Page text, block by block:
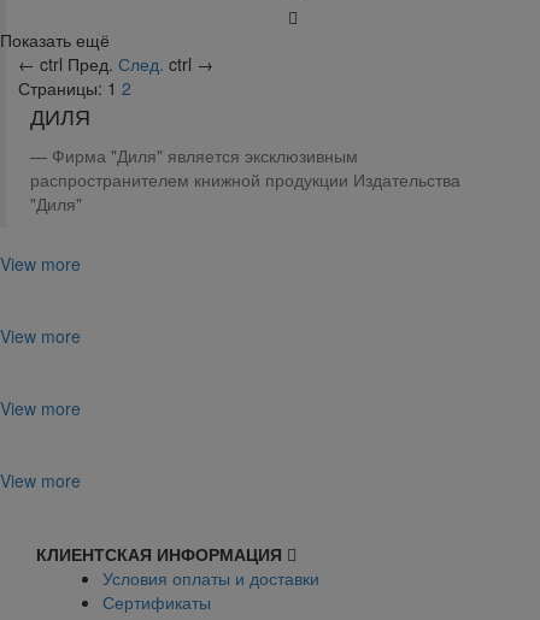
Показать ещё
← ctrl Пред. След. ctrl →
Страницы: 1 2
ДИЛЯ
Фирма "Диля" является эксклюзивным
распространителем книжной продукции Издательства
"Диля"
View more
View more
View more
View more
КЛИЕНТСКАЯ ИНФОРМАЦИЯ
Условия оплаты и доставки
Сертификаты